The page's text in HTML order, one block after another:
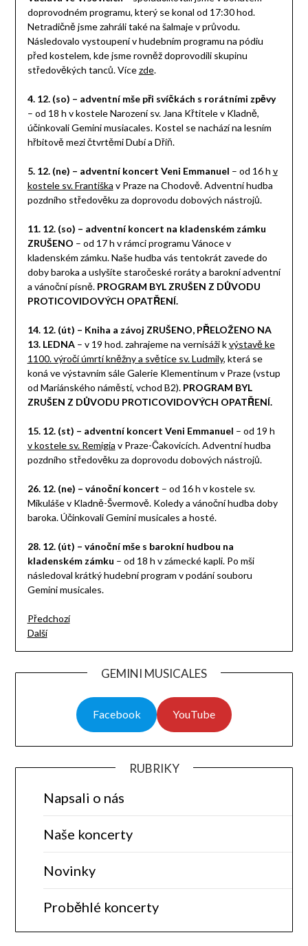
doprovodném programu, který se konal od 17:30 hod.
Netradičně jsme zahráli také na šalmaje v průvodu.
Následovalo vystoupení v hudebním programu na pódiu
před kostelem, kde jsme rovněž doprovodili skupinu
středověkých tanců. Vícezde.
4. 12. (so) – adventní mše při svíčkách s rorátními zpěvy
– od 18 h v kostele Narození sv. Jana Křtitele v Kladně,
účinkovali Gemini musiacales. Kostel se nachází na lesním
hřbitově mezi čtvrtěmi Dubí a Dříň.
5. 12. (ne) – adventní koncert Veni Emmanuel – od 16 h v
kostele sv. Františka v Praze na Chodově. Adventní hudba
pozdního středověku za doprovodu dobových nástrojů.
11. 12. (so) – adventní koncert na kladenském zámku
ZRUŠENO – od 17 h v rámci programu Vánoce v
kladenském zámku. Naše hudba vás tentokrát zavede do
doby baroka a uslyšíte staročeské roráty a barokní adventní
a vánoční písně. PROGRAM BYL ZRUŠEN Z DŮVODU
PROTICOVIDOVÝCH OPATŘENÍ.
14. 12. (út) – Kniha a závoj ZRUŠENO, PŘELOŽENO NA
13. LEDNA– v 19 hod. zahrajeme na vernisáži kvýstavě ke
1100. výročí úmrtí kněžny a světice sv. Ludmily, která se
koná ve výstavním sále Galerie Klementinum v Praze (vstup
od Mariánského náměstí, vchod B2). PROGRAM BYL
ZRUŠEN Z DŮVODU PROTICOVIDOVÝCH OPATŘENÍ.
15. 12. (st) – adventní koncert Veni Emmanuel – od 19 h
v kostele sv. Remigia v Praze-Čakovicích. Adventní hudba
pozdního středověku za doprovodu dobových nástrojů.
26. 12. (ne) – vánoční koncert – od 16 h v kostele sv.
Mikuláše v Kladně-Švermově. Koledy a vánoční hudba doby
baroka. Účinkovali Gemini musicales a hosté.
28. 12. (út) – vánoční mše s barokní hudbou na
kladenském zámku – od 18 h v zámecké kapli. Po mši
následoval krátký hudební program v podání souboru
Gemini musicales.
Předchozí
Další
GEMINI MUSICALES
Facebook YouTube
RUBRIKY
Napsali o nás
Naše koncerty
Novinky
Proběhlé koncerty